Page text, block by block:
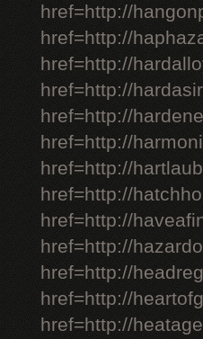
href=http://
href=http://
href=http://
href=http://
href=http://
href=http://
href=http://
href=http://
href=http://
href=http://
href=http://
href=http://
href=http://